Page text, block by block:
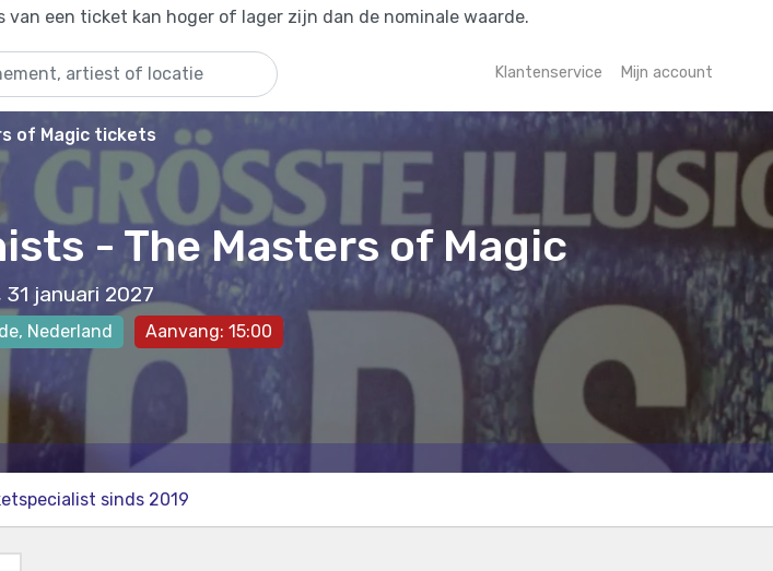
van een ticket kan hoger of lager zijn dan de nominale waarde.
Klantenservice Mijn account
of Magic tickets
- The Masters of Magic
31 januari 2027
, Nederland Aanvang: 15:00
sinds 2019